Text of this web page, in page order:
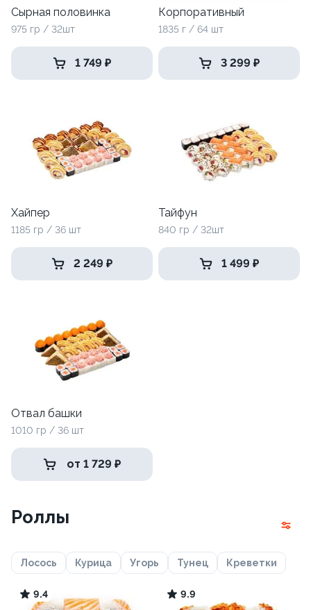
Сырная половинка
975 гр / 32шт
1 749 ₽
Корпоративный
1835 г / 64 шт
3 299 ₽
Хайпер
1185 гр / 36 шт
2 249 ₽
Тайфун
840 гр / 32шт
1 499 ₽
Отвал башки
1010 гр / 36 шт
от 1 729 ₽
Роллы
Лосось Курица Угорь Тунец Креветки
9.4 9.9